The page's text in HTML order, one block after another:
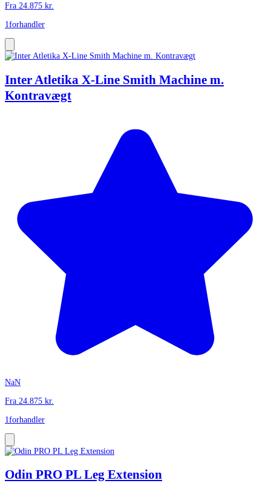
Fra 24.875 kr.
1forhandler
Inter Atletika X-Line Smith Machine m.
Kontravægt
NaN
Fra 24.875 kr.
1 forhandler
Odin PRO PL Leg Extension